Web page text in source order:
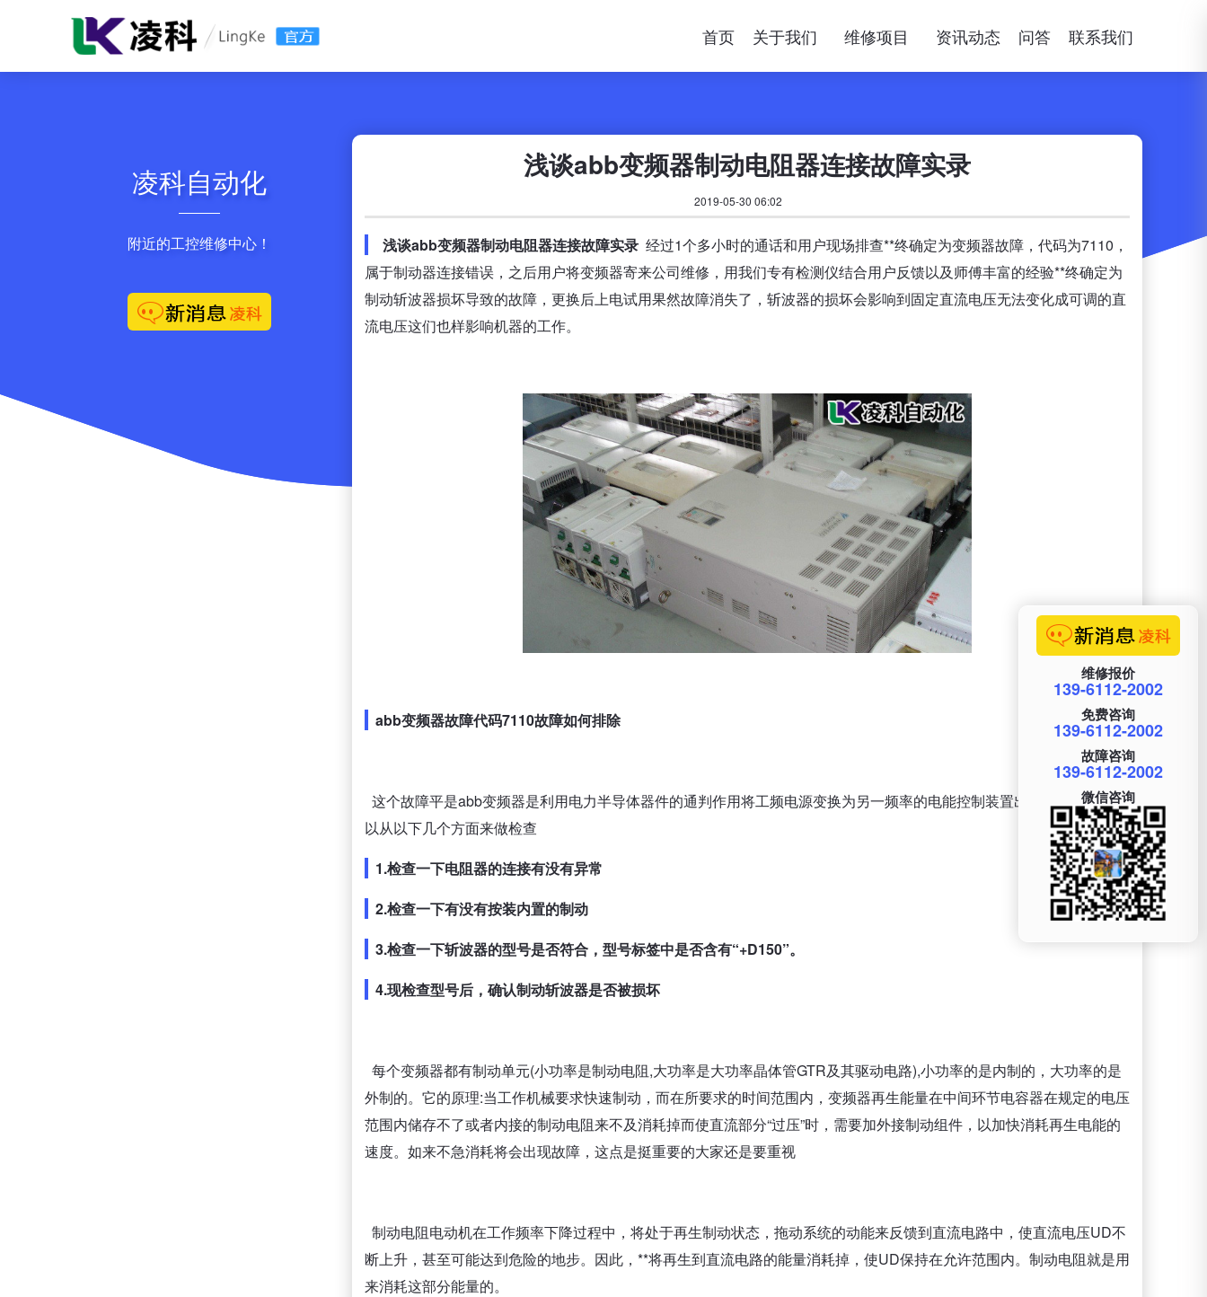
首页 关于我们 维修项目 资讯动态 问答 联系我们
凌科自动化
附近的工控维修中心！
浅谈abb变频器制动电阻器连接故障实录
2019-05-30 06:02
浅谈abb变频器制动电阻器连接故障实录 经过1个多小时的通话和用户现场排查**终确定为变频器故障，代码为7110，
属于制动器连接错误，之后用户将变频器寄来公司维修，用我们专有检测仪结合用户反馈以及师傅丰富的经验**终确定为
制动斩波器损坏导致的故障，更换后上电试用果然故障消失了，斩波器的损坏会影响到固定直流电压无法变化成可调的直
流电压这们也样影响机器的工作。
abb变频器故障代码7110故障如何排除
这个故障平是abb变频器是利用电力半导体器件的通判作用将工频电源变换为另一频率的电能控制装置出现这种故障时可
以从以下几个方面来做检查
1.检查一下电阻器的连接有没有异常
2.检查一下有没有按装内置的制动
3.检查一下斩波器的型号是否符合，型号标签中是否含有“+D150”。
4.现检查型号后，确认制动斩波器是否被损坏
每个变频器都有制动单元(小功率是制动电阻,大功率是大功率晶体管GTR及其驱动电路),小功率的是内制的，大功率的是
外制的。它的原理:当工作机械要求快速制动，而在所要求的时间范围内，变频器再生能量在中间环节电容器在规定的电压
范围内储存不了或者内接的制动电阻来不及消耗掉而使直流部分“过压”时，需要加外接制动组件，以加快消耗再生电能的
速度。如来不急消耗将会出现故障，这点是挺重要的大家还是要重视
制动电阻电动机在工作频率下降过程中，将处于再生制动状态，拖动系统的动能来反馈到直流电路中，使直流电压UD不
断上升，甚至可能达到危险的地步。因此，**将再生到直流电路的能量消耗掉，使UD保持在允许范围内。制动电阻就是用
来消耗这部分能量的。
维修报价
139-6112-2002
免费咨询
139-6112-2002
故障咨询
139-6112-2002
微信咨询